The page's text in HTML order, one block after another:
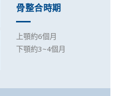
骨整合時期
上顎約6個月
下顎約3~4個月